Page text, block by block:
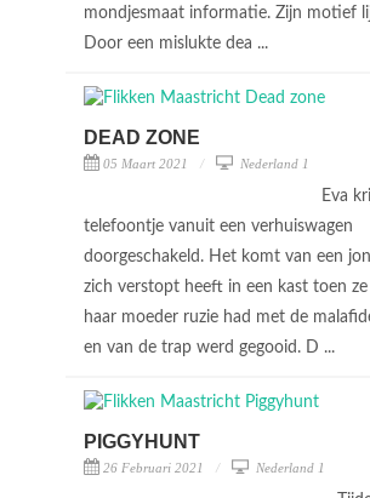
mondjesmaat informatie. Zijn motief
Door een mislukte dea ...
DEAD ZONE
05 Maart 2021 Nederland 1
Eva
telefoontje vanuit een verhuiswagen
doorgeschakeld. Het komt van een
zich verstopt heeft in een kast toen ze
haar moeder ruzie had met de
en van de trap werd gegooid. D ...
PIGGYHUNT
26 Februari 2021 Nederland 1